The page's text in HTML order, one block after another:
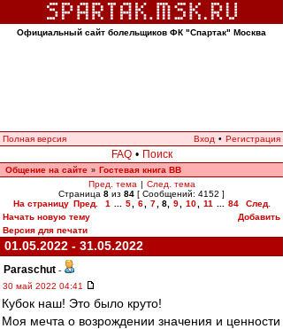
Официальный сайт болельщиков ФК "Спартак" Москва
Полная версия Вход • Регистрация
FAQ • Поиск
Общение на сайте » Гостевая книга ВВ
Пред. тема | След. тема
Страница 8 из 84 [ Сообщений: 4152 ]
На страницу Пред. 1 5 6 7 8, 9 10 11 84
След.
Начать новую тему
Добавить
Версия для печати
01.05.2022 - 31.05.2022
Paraschut -
30 май 2022 04:41
Кубок наш! Это было круто!
Моя мечта о возрождении значения и ценности